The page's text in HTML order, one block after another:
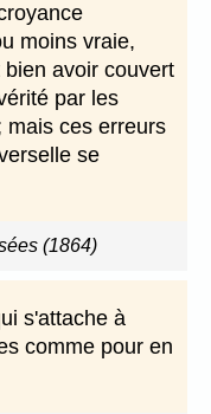
moins vraie,
avoir couvert
par les
mais ces erreurs
se
(1864)
s'attache à
comme pour en